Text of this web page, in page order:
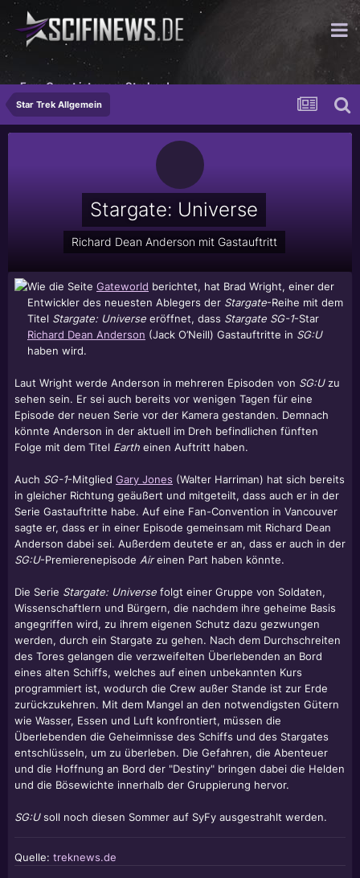
Eure Gunst ist unser Streben!
Star Trek Allgemein
Stargate: Universe
Richard Dean Anderson mit Gastauftritt
Wie die Seite Gateworld berichtet, hat Brad Wright, einer der
Entwickler des neuesten Ablegers der Stargate-Reihe mit dem
Titel Stargate: Universe eröffnet, dass Stargate SG-1-Star
Richard Dean Anderson (Jack O’Neill) Gastauftritte in SG:U
haben wird.
Laut Wright werde Anderson in mehreren Episoden von SG:Uzu
sehen sein. Er sei auch bereits vor wenigen Tagen für eine
Episode der neuen Serie vor der Kamera gestanden. Demnach
könnte Anderson in der aktuell im Dreh befindlichen fünften
Folge mit dem Titel Earth einen Auftritt haben.
Auch SG-1-Mitglied Gary Jones (Walter Harriman) hat sich bereits
in gleicher Richtung geäußert und mitgeteilt, dass auch er in der
Serie Gastauftritte habe. Auf eine Fan-Convention in Vancouver
sagte er, dass er in einer Episode gemeinsam mit Richard Dean
Anderson dabei sei. Außerdem deutete er an, dass er auch in der
SG:U-Premierenepisode Aireinen Part haben könnte.
Die Serie Stargate: Universe folgt einer Gruppe von Soldaten,
Wissenschaftlern und Bürgern, die nachdem ihre geheime Basis
angegriffen wird, zu ihrem eigenen Schutz dazu gezwungen
werden, durch ein Stargate zu gehen. Nach dem Durchschreiten
des Tores gelangen die verzweifelten Überlebenden an Bord
eines alten Schiffs, welches auf einen unbekannten Kurs
programmiert ist, wodurch die Crew außer Stande ist zur Erde
zurückzukehren. Mit dem Mangel an den notwendigsten Gütern
wie Wasser, Essen und Luft konfrontiert, müssen die
Überlebenden die Geheimnisse des Schiffs und des Stargates
entschlüsseln, um zu überleben. Die Gefahren, die Abenteuer
und die Hoffnung an Bord der "Destiny" bringen dabei die Helden
und die Bösewichte innerhalb der Gruppierung hervor.
SG:Usoll noch diesen Sommer auf SyFy ausgestrahlt werden.
Quelle: treknews.de